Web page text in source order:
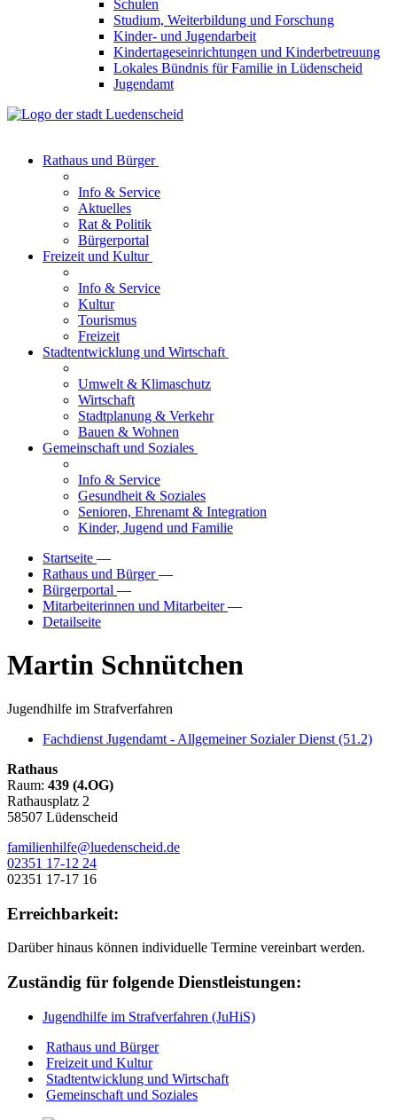
Schulen
Studium, Weiterbildung und Forschung
Kinder- und Jugendarbeit
Kindertageseinrichtungen und Kinderbetreuung
Lokales Bündnis für Familie in Lüdenscheid
Jugendamt
Rathaus und Bürger
Info & Service
Aktuelles
Rat & Politik
Bürgerportal
Freizeit und Kultur
Info & Service
Kultur
Tourismus
Freizeit
Stadtentwicklung und Wirtschaft
Umwelt & Klimaschutz
Wirtschaft
Stadtplanung & Verkehr
Bauen & Wohnen
Gemeinschaft und Soziales
Info & Service
Gesundheit & Soziales
Senioren, Ehrenamt & Integration
Kinder, Jugend und Familie
Startseite —
Rathaus und Bürger—
Bürgerportal —
Mitarbeiterinnen und Mitarbeiter—
Detailseite
Martin Schnütchen
Jugendhilfe im Strafverfahren
Fachdienst Jugendamt - Allgemeiner Sozialer Dienst (51.2)
Rathaus
Raum: 439 (4.OG)
Rathausplatz 2
58507 Lüdenscheid
familienhilfe@luedenscheid.de
02351 17-12 24
02351 17-17 16
Erreichbarkeit:
Darüber hinaus können individuelle Termine vereinbart werden.
Zuständig für folgende Dienstleistungen:
Jugendhilfe im Strafverfahren (JuHiS)
Rathaus und Bürger
Freizeit und Kultur
Stadtentwicklung und Wirtschaft
Gemeinschaft und Soziales